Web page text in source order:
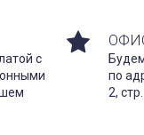
с
по
2, стр.